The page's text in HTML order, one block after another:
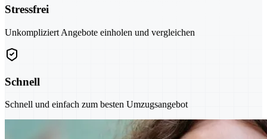
Stressfrei
Unkompliziert Angebote einholen und vergleichen
Schnell
Schnell und einfach zum besten Umzugsangebot